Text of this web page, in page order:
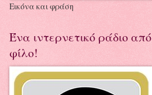
Εικόνα και φράση
Ένα ιντερνετικό ράδιο από
φίλο!